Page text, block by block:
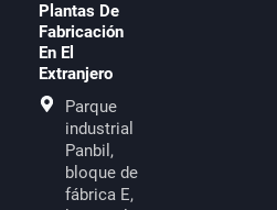
Plantas De
Fabricación
En El
Extranjero
Parque
industrial
Panbil,
bloque de
fábrica E,